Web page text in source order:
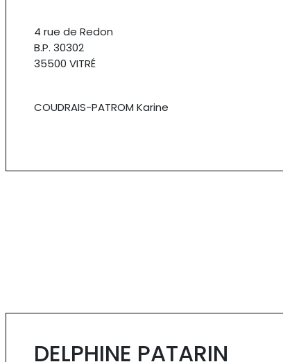
4 rue de Redon
B.P. 30302
35500 VITRÉ
COUDRAIS-PATROM Karine
DELPHINE PATARIN